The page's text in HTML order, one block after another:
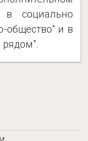
в социально
общество" и в
рядом".